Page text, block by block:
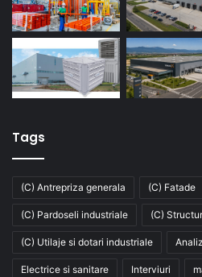
Tags
(C) Antrepriza generala (C) Fatade
(C) Pardoseli industriale (C)
(C) Utilaje si dotari industriale
Electrice si sanitare Interviuri